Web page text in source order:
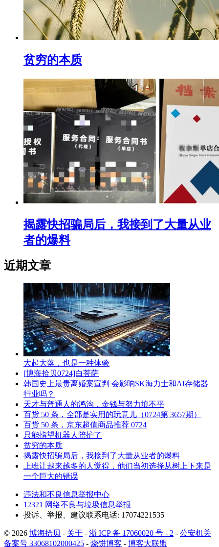
贫穷的本质
揭露快招骗局后，我接到了大量从业
者的爆料
近期文章
大起大落，也是一种体验
[博海拾贝0724]白菩萨
韩国史上最贵离婚案宣判 会影响SK海力士和AI存储器
行业吗？
天才与普通人的鸿沟，金钱与努力填不平
百货 50 条，全部是实用的玩意儿（0724第 3657期）
百货 50 条，京东超值商品推荐 0724
只能指望机器人陪护了
贫穷的本质
揭露快招骗局后，我接到了大量从业者的爆料
上班让越来越多的人觉得，他们当初选择从树上下来是
一个巨大的错误
违法和不良信息举报中心
12321 网络不良与垃圾信息举报
投诉、举报、建议联系电话: 17074221535
© 2026 博海拾贝 - 关于 - 浙 ICP 备 17060020 号 - 2 - 公安机关
备案号 33068102000425 - 烧饼博客 - 博客大联盟